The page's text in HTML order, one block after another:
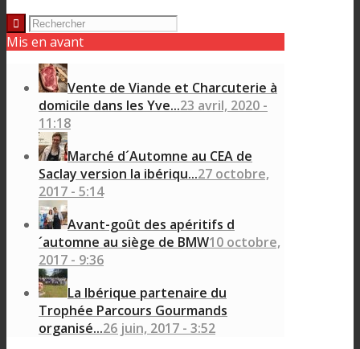
Mis en avant
Vente de Viande et Charcuterie à
domicile dans les Yve...23 avril, 2020 -
11:18
Marché d´Automne au CEA de
Saclay version la ibériqu...27 octobre,
2017 - 5:14
Avant-goût des apéritifs d
´automne au siège de BMW10 octobre,
2017 - 9:36
La Ibérique partenaire du
Trophée Parcours Gourmands
organisé...26 juin, 2017 - 3:52